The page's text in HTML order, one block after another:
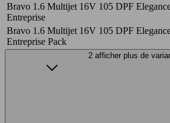
Bravo 1.6 Multijet 16V 105 DPF
Entreprise
Bravo 1.6 Multijet 16V 105 DPF
Entreprise Pack
2 afficher plus de